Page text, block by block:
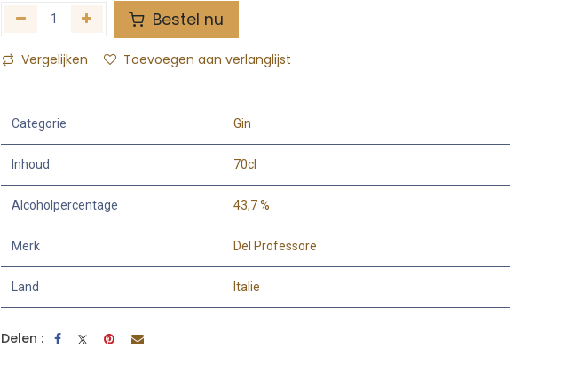
Bestel nu
Vergelijken Toevoegen aan verlanglijst
Categorie Gin
Inhoud 70cl
Alcoholpercentage 43,7 %
Merk Del Professore
Land Italie
Delen :